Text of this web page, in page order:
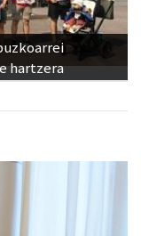
hartzera